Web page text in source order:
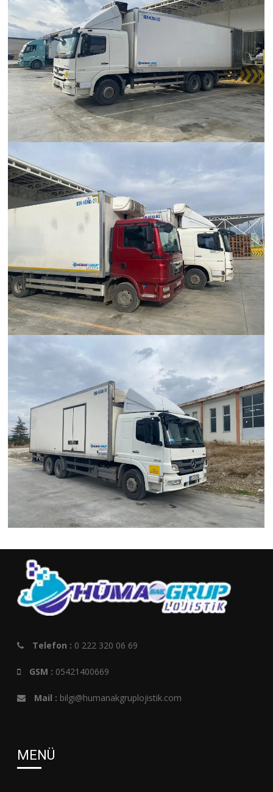
Hümanak Grup Lojistik
Hümanak Grup Lojistik
Hümanak Grup Lojistik
Telefon : 0 222 320 06 69
GSM : 05421400669
Mail : bilgi@humanakgruplojistik.com
MENÜ